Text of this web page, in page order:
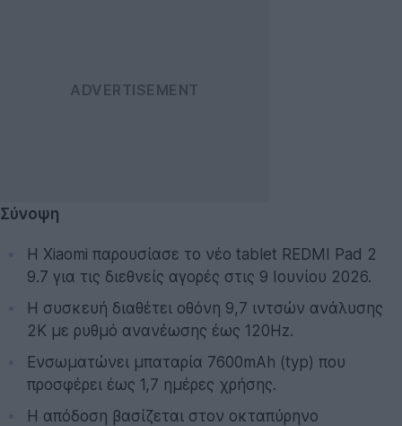
Σύνοψη
Η Xiaomi παρουσίασε το νέο tablet REDMI Pad 2
9.7 για τις διεθνείς αγορές στις 9 Ιουνίου 2026.
Η συσκευή διαθέτει οθόνη 9,7 ιντσών ανάλυσης
2K με ρυθμό ανανέωσης έως 120Hz.
Ενσωματώνει μπαταρία 7600mAh (typ) που
προσφέρει έως 1,7 ημέρες χρήσης.
Η απόδοση βασίζεται στον οκταπύρηνο